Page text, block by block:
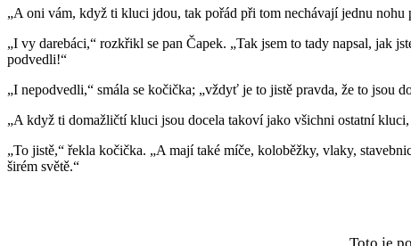
„A oni vám, když ti kluci jdou, tak pořád při tom nechávají jednu nohu
„I vy darebáci,“ rozkřikl se pan Čapek. „Tak jsem to tady napsal,
podvedli!“
„I nepodvedli,“ smála se kočička; „vždyť je to jistě pravda, že to jsou
„A když ti domažličtí kluci jsou docela takoví jako všichni ostatní
„To jistě,“ řekla kočička. „A mají také míče, koloběžky, vlaky,
širém světě.“